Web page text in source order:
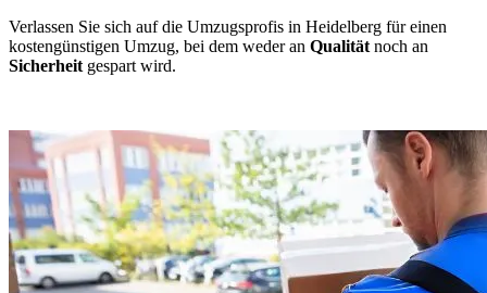
Verlassen Sie sich auf die Umzugsprofis in Heidelberg für einen
kostengünstigen Umzug, bei dem weder an Qualität noch an
Sicherheit gespart wird.